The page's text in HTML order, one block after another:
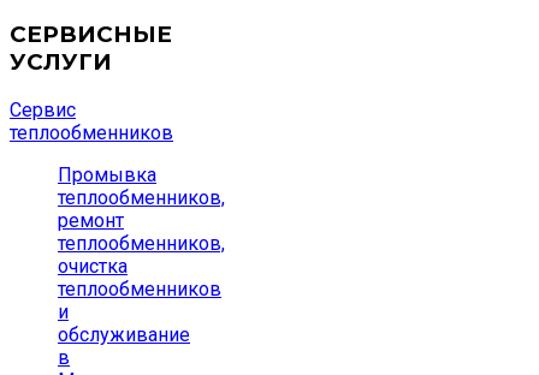
СЕРВИСНЫЕ
УСЛУГИ
Сервис
теплообменников
Промывка
теплообменников,
ремонт
теплообменников,
очистка
теплообменников
и
обслуживание
в